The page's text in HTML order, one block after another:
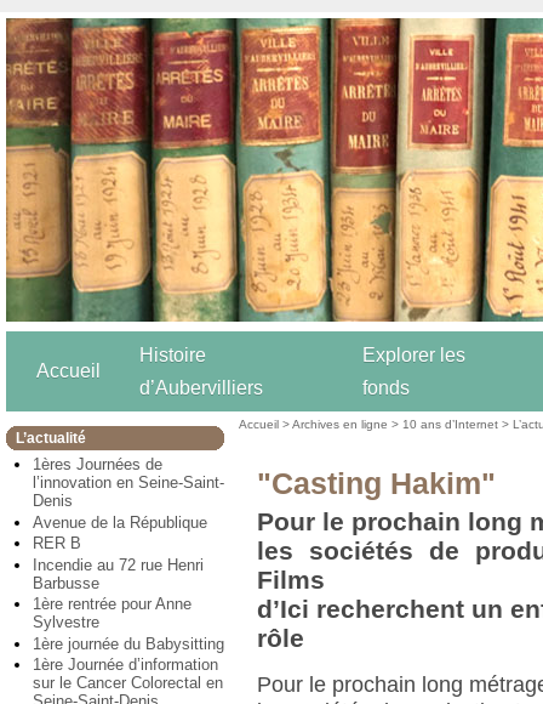
Accueil
Histoire
d’Aubervilliers
Explorer les
fonds
L’actualité
1ères Journées de
l’innovation en Seine-Saint-
Denis
Avenue de la République
RER B
Incendie au 72 rue Henri
Barbusse
1ère rentrée pour Anne
Sylvestre
1ère journée du Babysitting
1ère Journée d’information
sur le Cancer Colorectal en
Accueil >Archives en ligne > 10 ans d’Internet >
"Casting Hakim"
Pour le prochain long
les sociétés de
Films
d’Ici recherchent un
rôle
Pour le prochain long